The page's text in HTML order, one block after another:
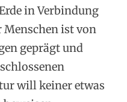
in Verbindung
Menschen ist von
geprägt und
will keiner etwas